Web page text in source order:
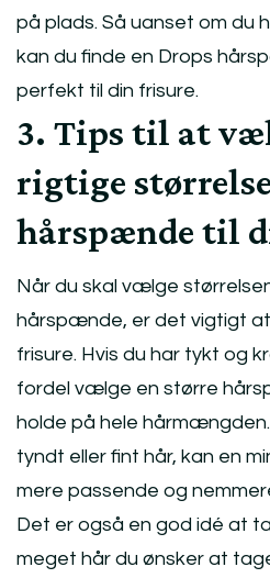
på plads. Så uanset om du
kan du finde en Drops
perfekt til din frisure.
3. Tips til at
rigtige
hårspænde til
Når du skal vælge
hårspænde, er det vigtigt
frisure. Hvis du har tykt og
fordel vælge en større
holde på hele
tyndt eller fint hår, kan en
mere passende og
Det er også en god idé at
meget hår du ønsker at